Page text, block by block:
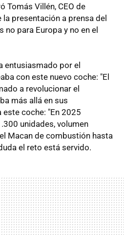
Tomás Villén, CEO de
presentación a prensa del
no para Europa y no en el
entusiasmado por el
con este nuevo coche: "El
a revolucionar el
más allá en sus
coche: "En 2025
unidades, volumen
Macan de combustión hasta
el reto está servido.